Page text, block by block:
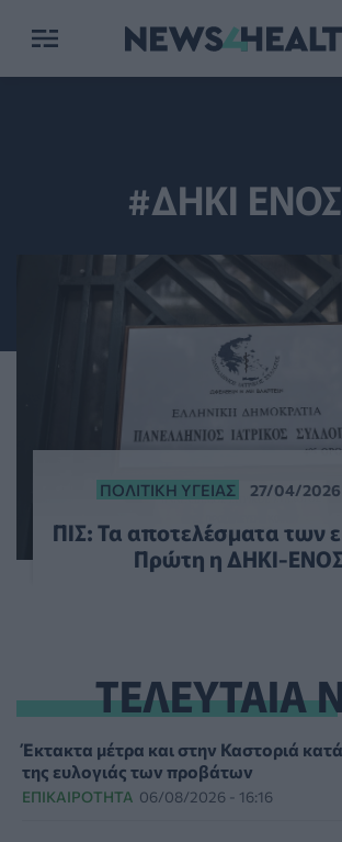
#ΔΗΚΙ
ΠΟΛΙΤΙΚΉ ΥΓΕΊΑΣ 27/04/2026
ΠΙΣ: Τα αποτελέσματα των
Πρώτη η ΔΗΚΙ-
ΤΕΛΕΥΤΑΙΑ
Έκτακτα μέτρα και στην Καστοριά
της ευλογιάς των προβάτων
ΕΠΙΚΑΙΡΌΤΗΤΑ 06/08/2026 - 16:16